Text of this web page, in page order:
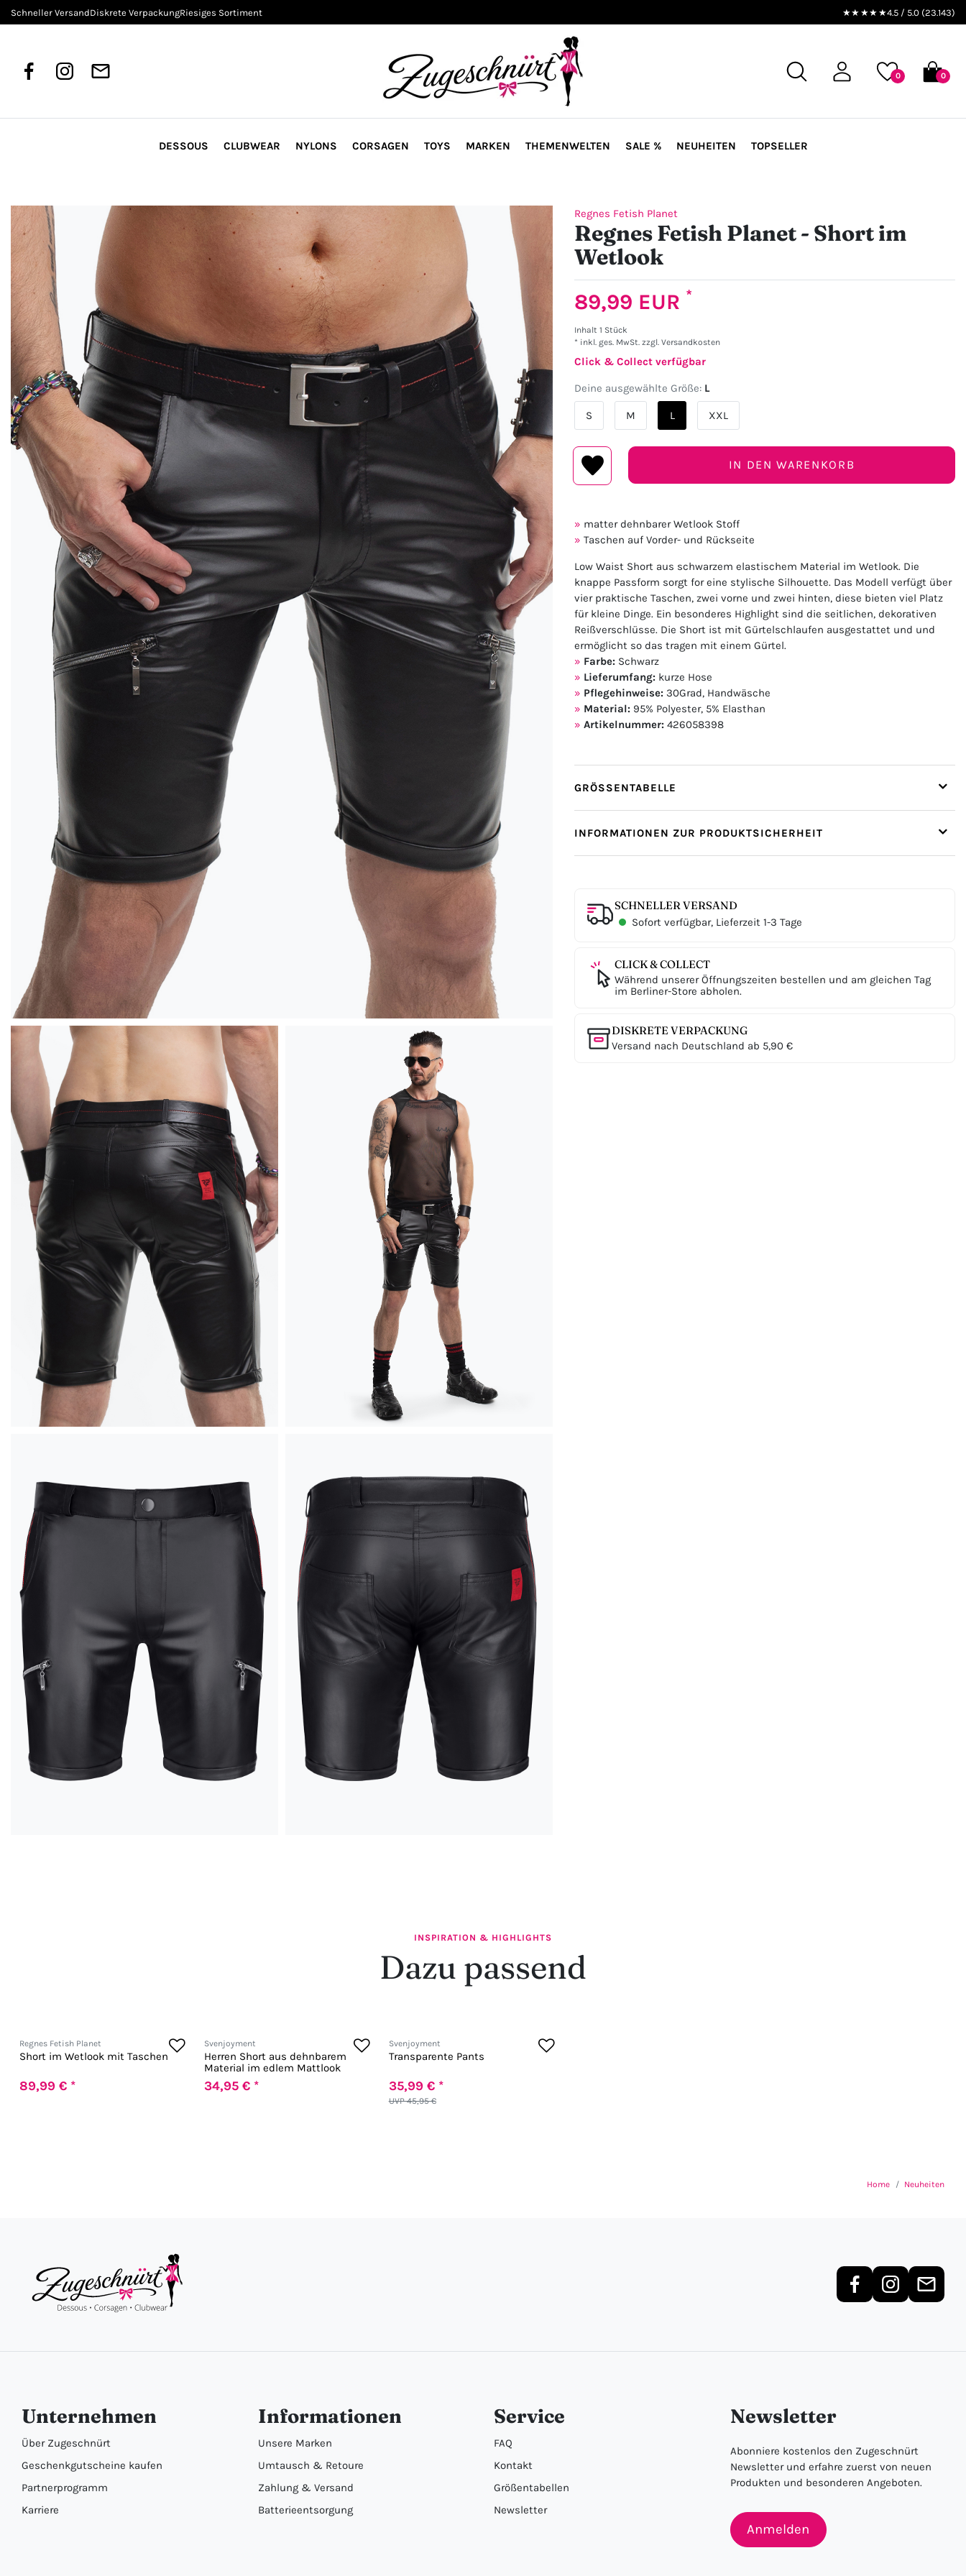
Schneller VersandDiskrete VerpackungRiesiges Sortiment ★★★★★4.5 / 5.0 (23.143)
0 0
DESSOUS CLUBWEAR NYLONS CORSAGEN TOYS MARKEN THEMENWELTEN SALE % NEUHEITEN TOPSELLER
Regnes Fetish Planet
Regnes Fetish Planet - Short im
Wetlook
89,99 EUR *
Inhalt 1 Stück
* inkl. ges. MwSt. zzgl. Versandkosten
Click & Collect verfügbar
Deine ausgewählte Größe: L
S M L XXL
IN DEN WARENKORB
matter dehnbarer Wetlook Stoff
Taschen auf Vorder- und Rückseite
Low Waist Short aus schwarzem elastischem Material im Wetlook. Die
knappe Passform sorgt for eine stylische Silhouette. Das Modell verfügt über
vier praktische Taschen, zwei vorne und zwei hinten, diese bieten viel Platz
für kleine Dinge. Ein besonderes Highlight sind die seitlichen, dekorativen
Reißverschlüsse. Die Short ist mit Gürtelschlaufen ausgestattet und und
ermöglicht so das tragen mit einem Gürtel.
Farbe: Schwarz
Lieferumfang: kurze Hose
Pflegehinweise: 30Grad, Handwäsche
Material: 95% Polyester, 5% Elasthan
Artikelnummer: 426058398
GRÖSSENTABELLE
INFORMATIONEN ZUR PRODUKTSICHERHEIT
SCHNELLER VERSAND
Sofort verfügbar, Lieferzeit 1-3 Tage
CLICK & COLLECT
Während unserer Öffnungszeiten bestellen und am gleichen Tag
im Berliner-Store abholen.
DISKRETE VERPACKUNG
Versand nach Deutschland ab 5,90 €
INSPIRATION & HIGHLIGHTS
Dazu passend
Regnes Fetish Planet
Short im Wetlook mit Taschen
89,99 € *
Svenjoyment
Herren Short aus dehnbarem
Material im edlem Mattlook
34,95 € *
Svenjoyment
Transparente Pants
UVP 45,95 €
35,99 € *
Home Neuheiten
Unternehmen
Über Zugeschnürt
Geschenkgutscheine kaufen
Partnerprogramm
Karriere
Informationen
Unsere Marken
Umtausch & Retoure
Zahlung & Versand
Batterieentsorgung
Service
FAQ
Kontakt
Größentabellen
Newsletter
Newsletter
Abonniere kostenlos den Zugeschnürt
Newsletter und erfahre zuerst von neuen
Produkten und besonderen Angeboten.
Anmelden